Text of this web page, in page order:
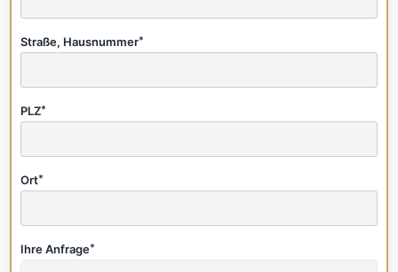
Straße, Hausnummer*
PLZ*
Ort*
Ihre Anfrage*